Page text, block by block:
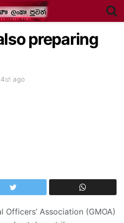
preparing
ago
Officers’ Association (GMOA)